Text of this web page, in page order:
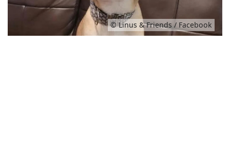
© Linus & Friends / Facebook